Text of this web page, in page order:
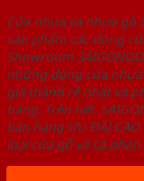
Cửa nhựa và nhựa gỗ
sản phẩm các dòng
Showroom
những dòng cửa
giá thành rẻ nhất và
hàng. Trên hết,
bán hàng ƯU ĐÃI
loại cửa gỗ và cả